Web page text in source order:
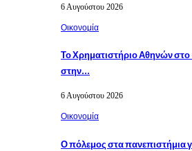
6 Αυγούστου 2026
Οικονομία
Το Χρηματιστήριο Αθηνών
στην…
6 Αυγούστου 2026
Οικονομία
Ο πόλεμος στα πανεπιστήμια